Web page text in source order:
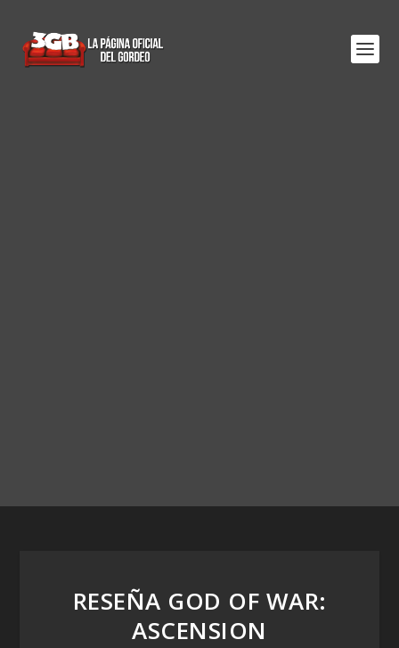
RESEÑA GOD OF WAR:
ASCENSION